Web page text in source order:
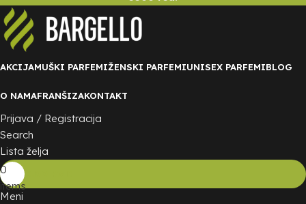
AKCIJAMUŠKI PARFEMIŽENSKI PARFEMIUNISEX PARFEMIBLOG
O NAMAFRANŠIZAKONTAKT
Prijava / Registracija
Search
Lista želja
0
items
Meni